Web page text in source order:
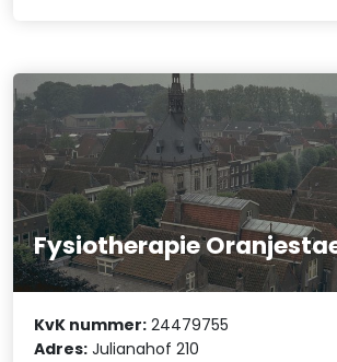
Fysiotherapie
KvK nummer: 24479755
Adres: Julianahof 210